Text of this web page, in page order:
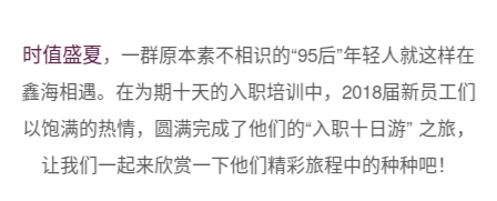
时值盛夏，一群原本素不相识的“95后”年轻人就这样在
鑫海相遇。在为期十天的入职培训中，2018届新员工们
以饱满的热情，圆满完成了他们的“入职十日游” 之旅，
让我们一起来欣赏一下他们精彩旅程中的种种吧！